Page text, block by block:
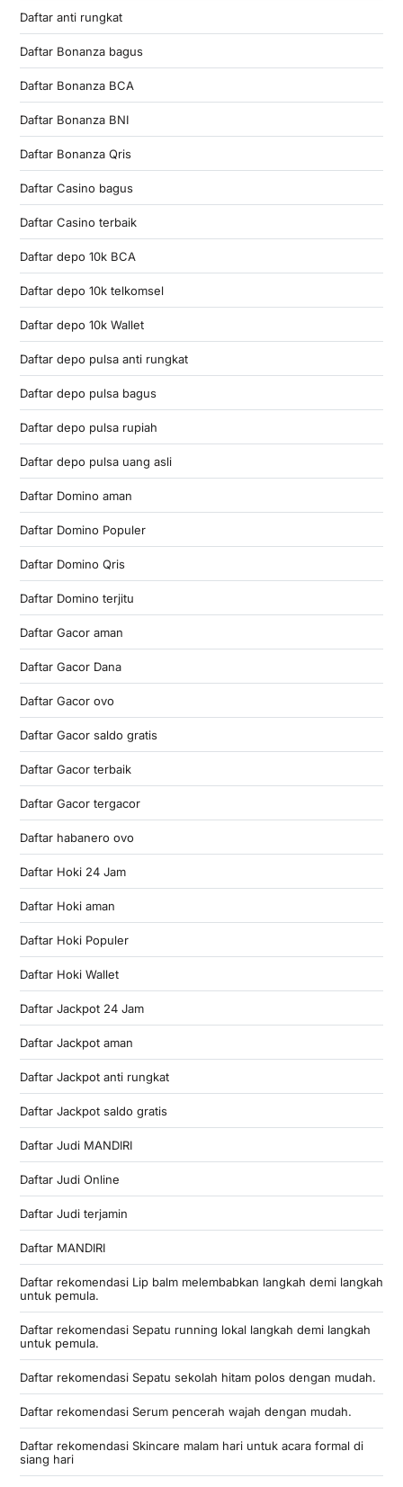
Daftar anti rungkat
Daftar Bonanza bagus
Daftar Bonanza BCA
Daftar Bonanza BNI
Daftar Bonanza Qris
Daftar Casino bagus
Daftar Casino terbaik
Daftar depo 10k BCA
Daftar depo 10k telkomsel
Daftar depo 10k Wallet
Daftar depo pulsa anti rungkat
Daftar depo pulsa bagus
Daftar depo pulsa rupiah
Daftar depo pulsa uang asli
Daftar Domino aman
Daftar Domino Populer
Daftar Domino Qris
Daftar Domino terjitu
Daftar Gacor aman
Daftar Gacor Dana
Daftar Gacor ovo
Daftar Gacor saldo gratis
Daftar Gacor terbaik
Daftar Gacor tergacor
Daftar habanero ovo
Daftar Hoki 24 Jam
Daftar Hoki aman
Daftar Hoki Populer
Daftar Hoki Wallet
Daftar Jackpot 24 Jam
Daftar Jackpot aman
Daftar Jackpot anti rungkat
Daftar Jackpot saldo gratis
Daftar Judi MANDIRI
Daftar Judi Online
Daftar Judi terjamin
Daftar MANDIRI
Daftar rekomendasi Lip balm melembabkan langkah demi langkah
untuk pemula.
Daftar rekomendasi Sepatu running lokal langkah demi langkah
untuk pemula.
Daftar rekomendasi Sepatu sekolah hitam polos dengan mudah.
Daftar rekomendasi Serum pencerah wajah dengan mudah.
Daftar rekomendasi Skincare malam hari untuk acara formal di
siang hari